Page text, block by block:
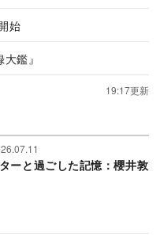
始
鑑』
19:17更新
ーと過ごした記憶：櫻井敦